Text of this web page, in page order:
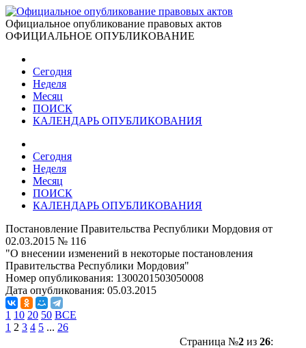
Официальное опубликование правовых актов
ОФИЦИАЛЬНОЕ ОПУБЛИКОВАНИЕ
Сегодня
Неделя
Месяц
ПОИСК
КАЛЕНДАРЬ ОПУБЛИКОВАНИЯ
Сегодня
Неделя
Месяц
ПОИСК
КАЛЕНДАРЬ ОПУБЛИКОВАНИЯ
Постановление Правительства Республики Мордовия от
02.03.2015 № 116
"О внесении изменений в некоторые постановления
Правительства Республики Мордовия"
Номер опубликования: 1300201503050008
Дата опубликования: 05.03.2015
1 10 20 50 ВСЕ
1 2 3 4 5 ... 26
Страница №2из 26: